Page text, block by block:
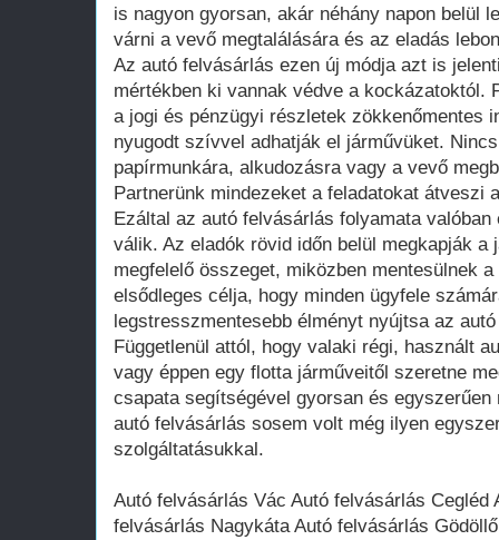
is nagyon gyorsan, akár néhány napon belül
várni a vevő megtalálására és az eladás
Az autó felvásárlás ezen új módja azt is
mértékben ki vannak védve a kockázatoktól.
a jogi és pénzügyi részletek zökkenőmentes
nyugodt szívvel adhatják el járművüket.
papírmunkára, alkudozásra vagy a vevő
Partnerünk mindezeket a feladatokat átveszi
Ezáltal az autó felvásárlás folyamata
válik. Az eladók rövid időn belül megkapják
megfelelő összeget, miközben mentesülnek
elsődleges célja, hogy minden ügyfele
legstresszmentesebb élményt nyújtsa az
Függetlenül attól, hogy valaki régi, használt
vagy éppen egy flotta járműveitől szeretne
csapata segítségével gyorsan és egyszerűen
autó felvásárlás sosem volt még ilyen
szolgáltatásukkal.
Autó felvásárlás Vác Autó felvásárlás Cegléd
felvásárlás Nagykáta Autó felvásárlás